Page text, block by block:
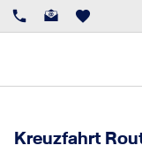
Kreuzfahrt